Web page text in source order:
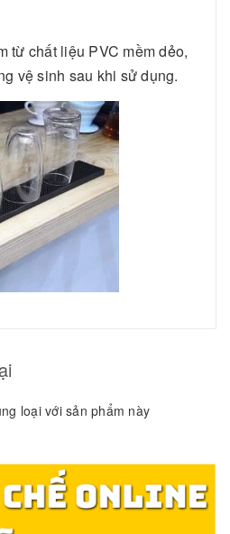
từ chất liệu PVC mềm dẻo,
vệ sinh sau khi sử dụng.
loại với sản phẩm này